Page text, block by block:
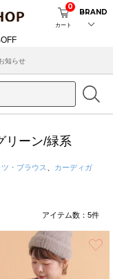
カート
0
BRAND
知らせ
リーン/緑系
ツ・ブラウス
カーディガ
アイテム数： 5件